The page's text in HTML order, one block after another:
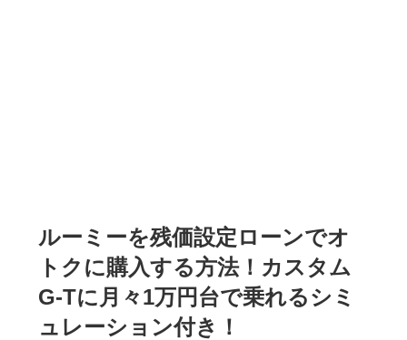
ルーミーを残価設定ローンでオ
トクに購入する方法！カスタム
G-Tに月々1万円台で乗れるシミ
ュレーション付き！